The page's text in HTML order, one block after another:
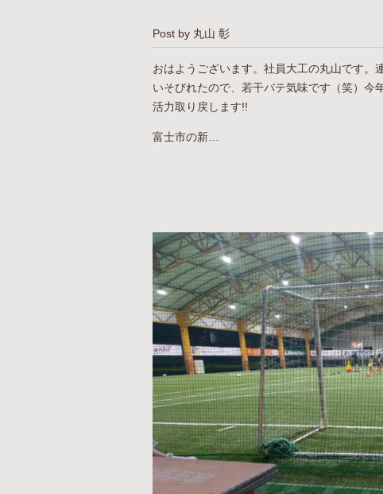
Post by 丸山 彰
おはようございます。社員大工の丸山です。
いそびれたので、若干バテ気味です（笑）今
活力取り戻します!!
富士市の新…